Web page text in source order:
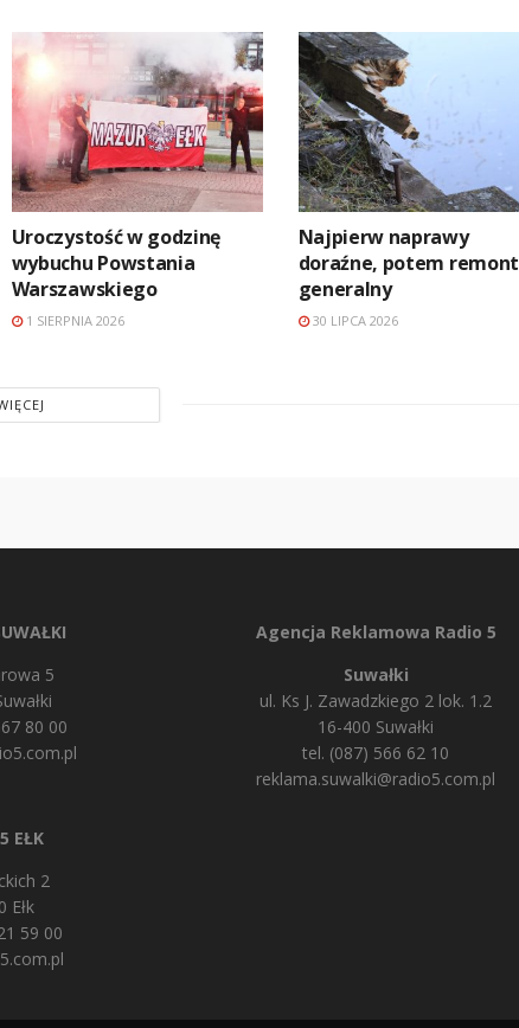
Uroczystość w godzinę
wybuchu Powstania
Warszawskiego
1 SIERPNIA 2026
Najpierw naprawy
doraźne, potem remont
generalny
30 LIPCA 2026
5
80 00
EŁK
2
Ełk
59 00
Agencja Reklamowa Radio 5
Suwałki
ul. Ks J. Zawadzkiego 2 lok. 1.2
16-400 Suwałki
tel. (087) 566 62 10
reklama.suwalki@radio5.com.pl